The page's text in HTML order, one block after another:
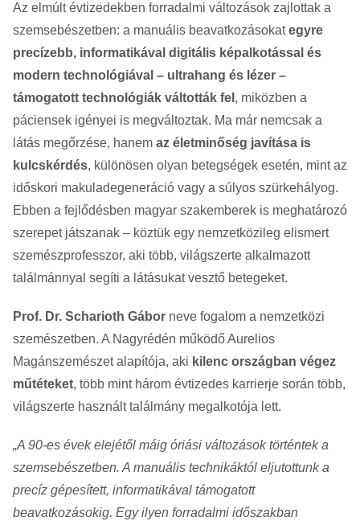
Az elmúlt évtizedekben forradalmi változások zajlottak a
szemsebészetben: a manuális beavatkozásokategyre
precízebb, informatikával digitális képalkotással és
modern technológiával – ultrahang és lézer –
támogatott technológiák váltották fel , miközben a
páciensek igényei is megváltoztak. Ma már nemcsak a
látás megőrzése, hanem az életminőség javítása is
kulcskérdés, különösen olyan betegségek esetén, mint az
időskori makuladegeneráció vagy a súlyos szürkehályog.
Ebben a fejlődésben magyar szakemberek is meghatározó
szerepet játszanak – köztük egy nemzetközileg elismert
szemészprofesszor, aki több, világszerte alkalmazott
találmánnyal segíti a látásukat vesztő betegeket.
Prof. Dr. Scharioth Gábor neve fogalom a nemzetközi
szemészetben. A Nagyrédén működő Aurelios
Magánszemészet alapítója, aki kilenc országban végez
műtéteket, több mint három évtizedes karrierje során több,
világszerte használt találmány megalkotója lett.
„A 90-es évek elejétől máig óriási változások történtek a
szemsebészetben. A manuális technikáktól eljutottunk a
precíz gépesített, informatikával támogatott
beavatkozásokig. Egy ilyen forradalmi időszakban